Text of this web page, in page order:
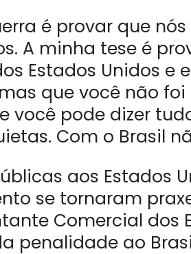
é provar que
A minha tese é
Estados Unidos e
que você não
você pode dizer
Com o Brasil
aos Estados
se tornaram
Comercial dos
penalidade ao